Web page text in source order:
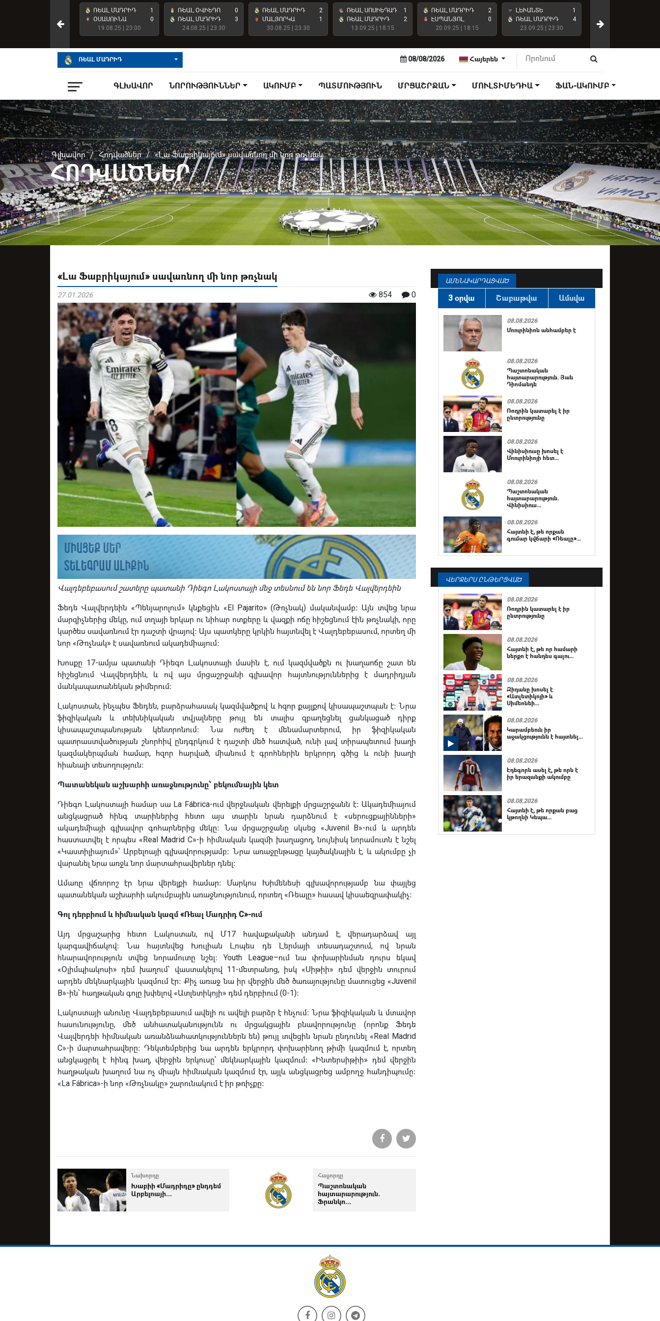
ԱՏԼԵՏԻԿ ԲԻԼԲԱՈ
ՌԵԱԼ ՄԱԴՐԻԴ
1
ՕՍԱՍՈՒՆԱ
0
19.08.25 | 23:00
ՌԵԱԼ ՕՎԻԵԴՈ
0
ՌԵԱԼ ՄԱԴՐԻԴ
3
24.08.25 | 23:30
ՌԵԱԼ ՄԱԴՐԻԴ
2
ՄԱԼՅՈՐԿԱ
1
30.08.25 | 23:30
ՌԵԱԼ ՍՈՍԻԵԴԱԴ
1
ՌԵԱԼ ՄԱԴՐԻԴ
2
13.09.25 | 18:15
ՌԵԱԼ ՄԱԴՐԻԴ
2
ԷՍՊԱՆՅՈԼ
0
20.09.25 | 18:15
ԼԵՒԱՆՏԵ
1
ՌԵԱԼ ՄԱԴՐԻԴ
4
23.09.25 | 23:30
ՌԵԱԼ ՄԱԴՐԻԴ
ՌԵԱԼ ՄԱԴՐԻԴ Հայերեն
08/08/2026
ԳԼԽԱՎՈՐ ՆՈՐՈՒԹՅՈՒՆՆԵՐ ԱԿՈՒՄԲ ՊԱՏՄՈՒԹՅՈՒՆ ՄՐՑԱՇՐՋԱՆ ՄՈՒԼՏԻՄԵԴԻԱ ՖԱՆ-ԱԿՈՒՄԲ
Գլխավոր / Հոդվածներ / «Լա Ֆաբրիկայում» սավառնող մի նոր թռչնակ
ՀՈԴՎԱԾՆԵՐ
«Լա Ֆաբրիկայում» սավառնող մի նոր թռչնակ
27.01.2026 854 0
Վալդեբեբասում շատերը պատանի Դիեգո Լակոստայի մեջ տեսնում են նոր Ֆեդե Վալվերդեին
Ֆեդե Վալվերդեին «Պենյարոլում» կնքեցին «El Pajarito» (Թռչնակ) մականվամբ։ Այն տվեց նրա
մարզիչներից մեկը, ում տղայի երկար ու նիհար ոտքերը և վազքի ոճը հիշեցնում էին թռչնակի, որը
կարծես սավառնում էր դաշտի վրայով։ Այս պատկերը կրկին հայտնվել է Վալդեբեբասում, որտեղ մի
նոր «Թռչնակ» է սավառնում ակադեմիայում։
Խոսքը 17-ամյա պատանի Դիեգո Լակոստայի մասին է, ում կազմվածքն ու խաղաոճը շատ են
հիշեցնում Վալվերդեին, և ով այս մրցաշրջանի գլխավոր հայտնություններից է մադրիդյան
մանկապատանեկան թիմերում։
Լակոստան, ինչպես Ֆեդեն, բարձրահասակ կազմվածքով և հզոր քայլքով կիսապաշտպան է։ Նրա
ֆիզիկական և տեխնիկական տվյալները թույլ են տալիս զբաղեցնել ցանկացած դիրք
կիսապաշտպանության կենտրոնում։ Նա ուժեղ է մենամարտերում, իր ֆիզիկական
պատրաստվածության շնորհիվ ընդգրկում է դաշտի մեծ հատված, ունի լավ տիրապետում խաղի
կազմակերպման համար, հզոր հարված, միանում է գրոհներին երկրորդ գծից և ունի խաղի
հիանալի տեսողություն։
Պատանեկան աշխարհի առաջնությունը՝ բեկումնային կետ
Դիեգո Լակոստայի համար սա La Fábrica-ում վերջնական վերելքի մրցաշրջանն է։ Ակադեմիայում
անցկացրած հինգ տարիներից հետո այս տարին նրան դարձնում է «սերուցքայինների»
ակադեմիայի գլխավոր գոհարներից մեկը։ Նա մրցաշրջանը սկսեց «Juvenil B»-ում և արդեն
հաստատվել է որպես «Real Madrid C»-ի հիմնական կազմի խաղացող, նույնիսկ նորամուտն է նշել
«Կաստիլիայում»՝ Արբելոայի գլխավորությամբ։ Նրա առաջընթացը կայծակնային է, և ակումբը չի
վարանել նրա առջև նոր մարտահրավերներ դնել։
Ամառը վճռորոշ էր նրա վերելքի համար։ Մարկոս Խիմենեսի գլխավորությամբ նա փայլեց
պատանեկան աշխարհի ակումբային առաջնությունում, որտեղ «Ռեալը» հասավ կիսաեզրափակիչ։
Գոլ դերբիում և հիմնական կազմ «Ռեալ Մադրիդ C»-ում
Այդ մրցաշարից հետո Լակոստան, ով Մ17 հավաքականի անդամ է, վերադարձավ այլ
կարգավիճակով։ Նա հայտնվեց Խուլիան Լոպես դե Լերմայի տեսադաշտում, ով նրան
հնարավորություն տվեց նորամուտը նշել։ Youth League–ում նա փոխարինման դուրս եկավ
«Օլիմպիակոսի» դեմ խաղում՝ վաստակելով 11-մետրանոց, իսկ «Սիթիի» դեմ վերջին տուրում
արդեն մեկնարկային կազմում էր։ Քիչ առաջ նա իր վերջին մեծ ծառայությունը մատուցեց «Juvenil
B»-ին՝ հաղթական գոլը խփելով «Ատլետիկոյի» դեմ դերբիում (0-1)։
Լակոստայի անունը Վալդեբեբասում ավելի ու ավելի բարձր է հնչում։ Նրա ֆիզիկական և մտավոր
հասունությունը, մեծ անհատականությունն ու մրցակցային բնավորությունը (որոնք Ֆեդե
Վալվերդեի հիմնական առանձնահատկություններն են) թույլ տվեցին նրան ընդունել «Real Madrid
C»-ի մարտահրավերը։ Դեկտեմբերից նա արդեն երկրորդ փոխարինող թիմի կազմում է, որտեղ
անցկացրել է հինգ խաղ, վերջին երկուսը՝ մեկնարկային կազմում։ «Ինտերսիթիի» դեմ վերջին
հաղթական խաղում նա ոչ միայն հիմնական կազմում էր, այլև անցկացրեց ամբողջ հանդիպումը։
«La Fábrica»-ի նոր «Թռչնակը» շարունակում է իր թռիչքը։
Նախորդը
Խաբիի «Մադրիդը» ընդդեմ
Արբելոայի...
Հաջորդը
Պաշտոնական
հայտարարություն.
Ֆրանկո...
ԱՄԵՆԱԿԱՐԴԱՑՎԱԾ
3 օրվա Շաբաթվա Ամսվա
08.08.2026
Մոուրինիոն անհամբեր է
08.08.2026
Պաշտոնական
հայտարարություն. Յան
Դիոմանդե
08.08.2026
Ռոդրին կատարել է իր
ընտրությունը
08.08.2026
Վինիսիուսը խոսել է
Մոուրինիոյի հետ...
08.08.2026
Պաշտոնական
հայտարարություն.
Վինիսիուս...
08.08.2026
Հայտնի է, թե որքան
գումար կվճարի «Ռեալը»...
ՎԵՐՋԵՐՍ ԸՆԹԵՐՑՎԱԾ
08.08.2026
Ռոդրին կատարել է իր
ընտրությունը
08.08.2026
Հայտնի է, թե որ համարի
ներքո է հանդես գալու...
08.08.2026
Զիդանը խոսել է
«Ատլետիկոյի» և
Սիմեոնեի...
08.08.2026
Կարամբեուն իր
աջակցությունն է հայտնել...
08.08.2026
Էդեգորն ասել է, թե որն է
իր երազանքի ակումբը
08.08.2026
Հայտնի է, թե որքան բաց
կթողնի Կեպա...